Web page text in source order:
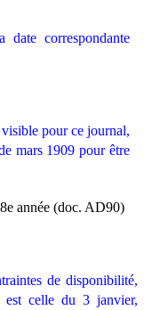
correspondante
visible pour ce journal,
mars 1909 pour être
année (doc. AD90)
de disponibilité,
est celle du 3 janvier,